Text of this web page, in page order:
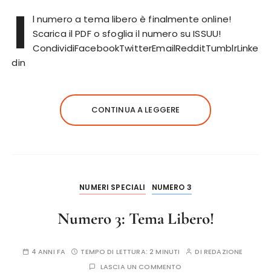
I
l numero a tema libero è finalmente online!
Scarica il PDF o sfoglia il numero su ISSUU!
CondividiFacebookTwitterEmailRedditTumblrLinke
din
CONTINUA A LEGGERE
NUMERI SPECIALI NUMERO 3
Numero 3: Tema Libero!
4 ANNI FA TEMPO DI LETTURA:2 MINUTI DI REDAZIONE
LASCIA UN COMMENTO